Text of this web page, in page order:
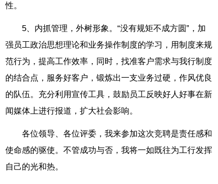
性。
5、内抓管理，外树形象。“没有规矩不成方圆”，加
强员工政治思想理论和业务操作制度的学习，用制度来规
范行为，提高工作效率，同时，找准客户需求与我行制度
的结合点，服务好客户，锻炼出一支业务过硬，作风优良
的队伍。充分利用宣传工具，鼓励员工反映好人好事在新
闻媒体上进行报道，扩大社会影响。
各位领导、各位评委，我来参加这次竞聘是责任感和
使命感的驱使。不管成功与否，我将一如既往为工行发挥
自己的光和热。